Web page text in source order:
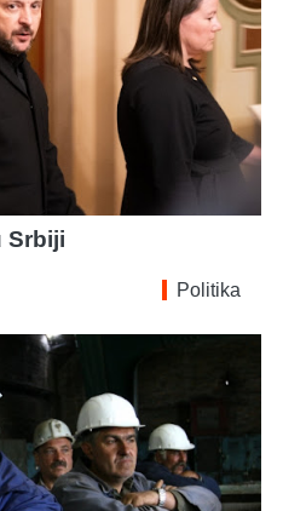
Srbiji
Politika